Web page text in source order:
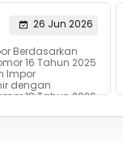
26 Jun 2026
Berdasarkan
16 Tahun 2025
Impor
dengan
18 Tahun 2026